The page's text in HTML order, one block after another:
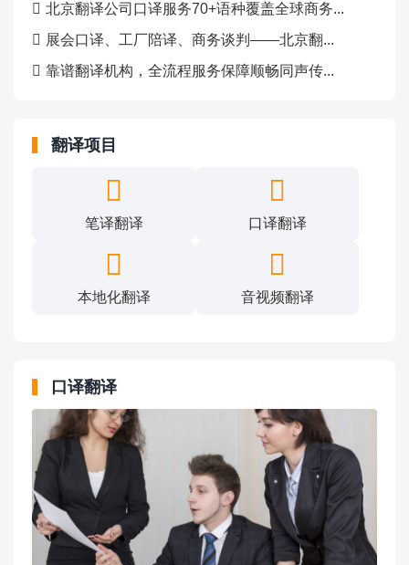
北京翻译公司口译服务70+语种覆盖全球商务...
展会口译、工厂陪译、商务谈判——北京翻...
靠谱翻译机构，全流程服务保障顺畅同声传...
翻译项目
笔译翻译 口译翻译
本地化翻译 音视频翻译
口译翻译